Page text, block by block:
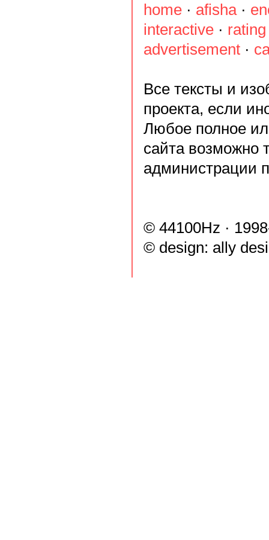
home · afisha·
interactive · rating
advertisement ·
Все тексты и
проекта, если
Любое полное
сайта возможно
администрации
© 44100Hz ·
© design: ally